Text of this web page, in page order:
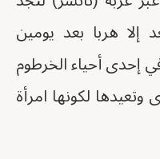
هربا بعد يومين
إحدى أحياء الخرطوم
لكونها امرأة